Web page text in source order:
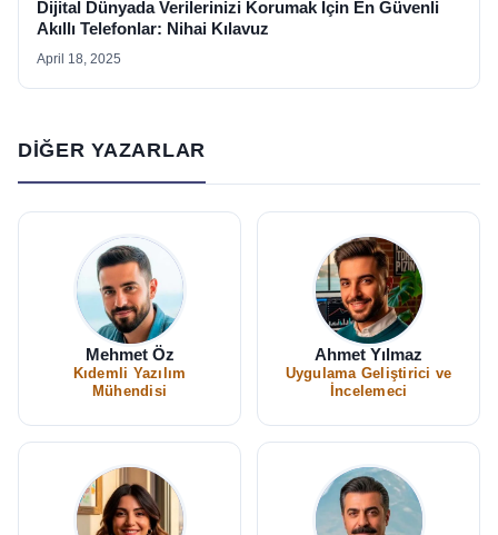
Dijital Dünyada Verilerinizi Korumak İçin En Güvenli
Akıllı Telefonlar: Nihai Kılavuz
April 18, 2025
DIĞER YAZARLAR
Mehmet Öz
Kıdemli Yazılım
Mühendisi
Ahmet Yılmaz
Uygulama Geliştirici ve
İncelemeci